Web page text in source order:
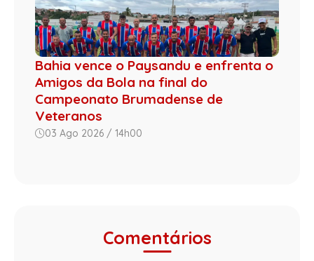
Bahia vence o Paysandu e enfrenta o
Amigos da Bola na final do
Campeonato Brumadense de
Veteranos
03 Ago 2026 / 14h00
Comentários